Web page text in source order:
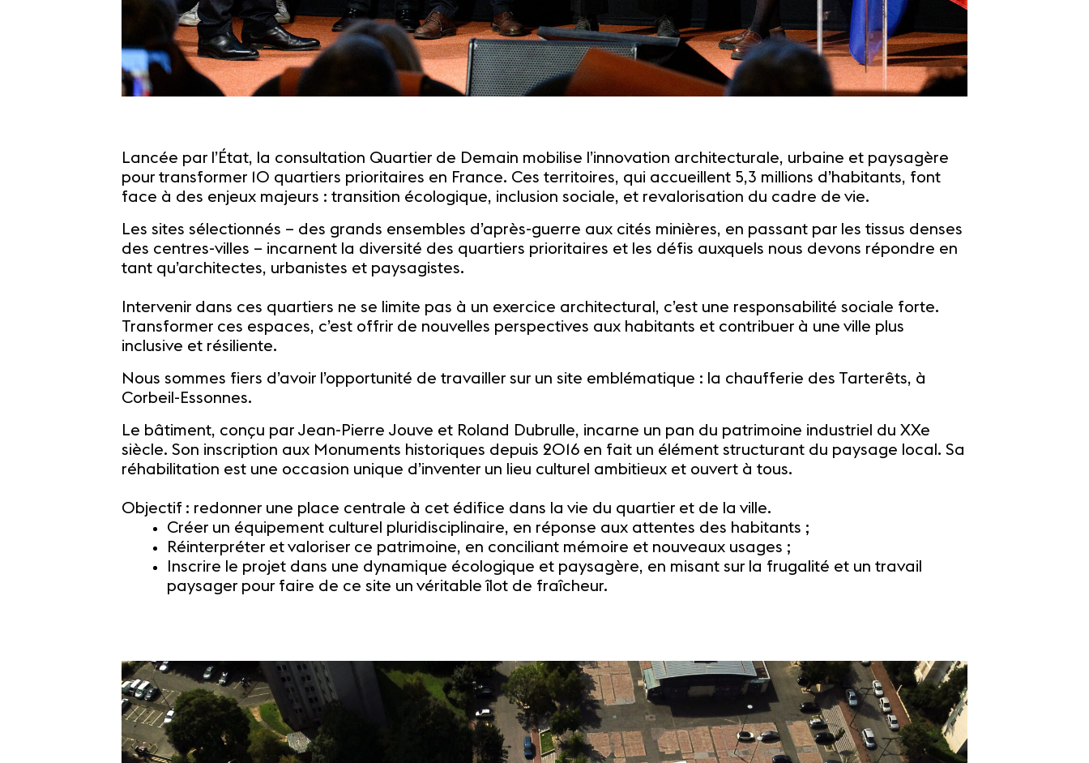
Lancée par l’État, la consultation Quartier de Demain mobilise l’innovation architecturale, urbaine et paysagère
pour transformer 10 quartiers prioritaires en France. Ces territoires, qui accueillent 5,3 millions d’habitants, font
face à des enjeux majeurs : transition écologique, inclusion sociale, et revalorisation du cadre de vie.
Les sites sélectionnés – des grands ensembles d’après-guerre aux cités minières, en passant par les tissus denses
des centres-villes – incarnent la diversité des quartiers prioritaires et les défis auxquels nous devons répondre en
tant qu’architectes, urbanistes et paysagistes.
Intervenir dans ces quartiers ne se limite pas à un exercice architectural, c’est une responsabilité sociale forte.
Transformer ces espaces, c’est offrir de nouvelles perspectives aux habitants et contribuer à une ville plus
inclusive et résiliente.
Nous sommes fiers d’avoir l’opportunité de travailler sur un site emblématique : la chaufferie des Tarterêts, à
Corbeil-Essonnes.
Le bâtiment, conçu par Jean-Pierre Jouve et Roland Dubrulle, incarne un pan du patrimoine industriel du XXe
siècle. Son inscription aux Monuments historiques depuis 2016 en fait un élément structurant du paysage local. Sa
réhabilitation est une occasion unique d’inventer un lieu culturel ambitieux et ouvert à tous.
Objectif : redonner une place centrale à cet édifice dans la vie du quartier et de la ville.
Créer un équipement culturel pluridisciplinaire, en réponse aux attentes des habitants ;
Réinterpréter et valoriser ce patrimoine, en conciliant mémoire et nouveaux usages ;
Inscrire le projet dans une dynamique écologique et paysagère, en misant sur la frugalité et un travail
paysager pour faire de ce site un véritable îlot de fraîcheur.